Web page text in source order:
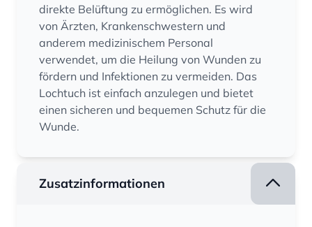
direkte Belüftung zu ermöglichen. Es wird
von Ärzten, Krankenschwestern und
anderem medizinischem Personal
verwendet, um die Heilung von Wunden zu
fördern und Infektionen zu vermeiden. Das
Lochtuch ist einfach anzulegen und bietet
einen sicheren und bequemen Schutz für die
Wunde.
Zusatzinformationen